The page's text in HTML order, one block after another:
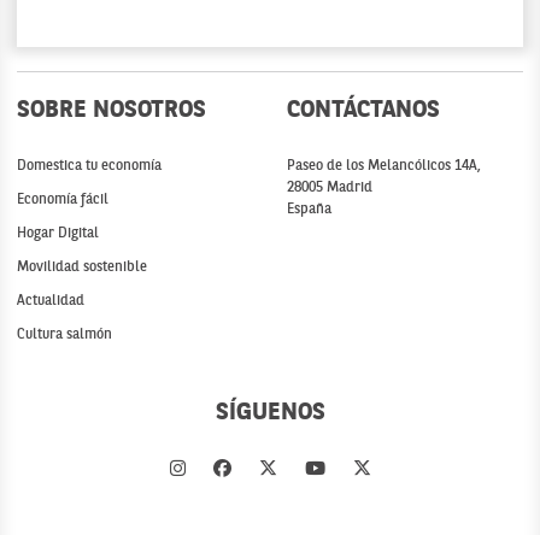
SOBRE NOSOTROS
Domestica tu economía
Economía fácil
Hogar Digital
Movilidad sostenible
Actualidad
Cultura salmón
CONTÁCTANOS
Paseo de los Melancólicos 14A,
28005 Madrid
España
SÍGUENOS